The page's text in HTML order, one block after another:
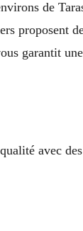
de
proposent
garantit
avec